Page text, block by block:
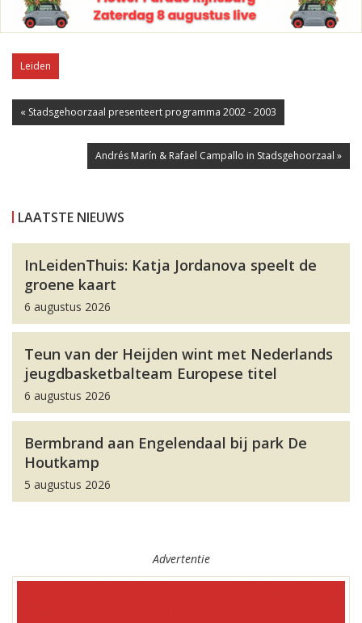
Leiden
« Stadsgehoorzaal presenteert programma 2002 - 2003
Andrés Marín & Rafael Campallo in Stadsgehoorzaal »
LAATSTE NIEUWS
InLeidenThuis: Katja Jordanova speelt de
groene kaart
6 augustus 2026
Teun van der Heijden wint met Nederlands
jeugdbasketbalteam Europese titel
6 augustus 2026
Bermbrand aan Engelendaal bij park De
Houtkamp
5 augustus 2026
Advertentie